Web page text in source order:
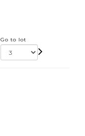
Go to lot